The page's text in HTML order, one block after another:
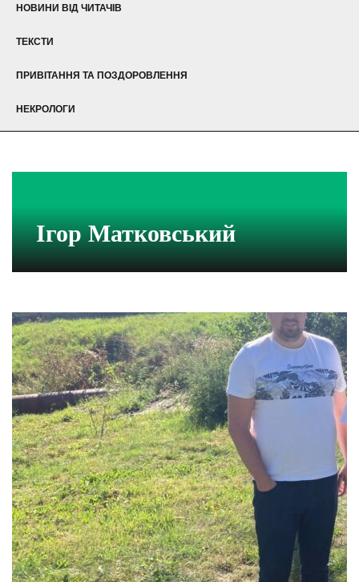
НОВИНИ ВІД ЧИТАЧІВ
ТЕКСТИ
ПРИВІТАННЯ ТА ПОЗДОРОВЛЕННЯ
НЕКРОЛОГИ
Ігор Матковський